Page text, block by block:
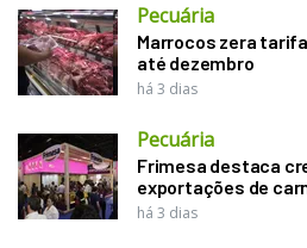
Pecuária
Marrocos zera
até dezembro
há 3 dias
Pecuária
Frimesa destaca
exportações de
há 3 dias